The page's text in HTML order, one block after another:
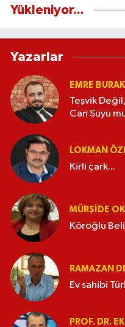
Yükleniyor...
Yazarlar
EMRE
Teşvik
Can Suyu
LOKMAN
Kirli çark...
MÜRŞIDE
Köroğlu
RAMAZAN
Ev sahibi
PROF. DR.